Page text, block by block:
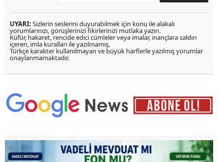
UYARI: Sizlerin seslerini duyurabilmek için konu ile alakalı
yorumlarınızı, görüşlerinizi fikirlerinizi mutlaka yazın.
Küfür, hakaret, rencide edici cümleler veya imalar, inançlara saldırı
içeren, imla kuralları ile yazılmamış,
Türkçe karakter kullanılmayan ve büyük harflerle yazılmış yorumlar
onaylanmamaktadır.